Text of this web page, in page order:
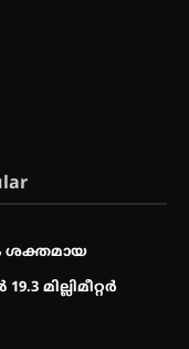
വറീത്
ശക്തമായ
മില്ലിമീറ്റർ